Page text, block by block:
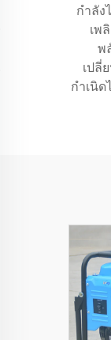
กำลัง
เพ
พ
เปลี่
กำเนิ